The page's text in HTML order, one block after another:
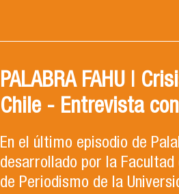
PALABRA FAHU |
Chile - Entrevista
En el último episodio de
desarrollado por la Facultad
de Periodismo de la